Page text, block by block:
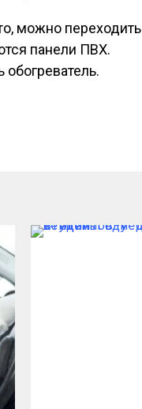
можно переходить
панели ПВХ.